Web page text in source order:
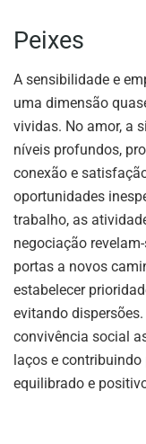
Peixes
A sensibilidade e
uma dimensão
vividas. No amor, a
níveis profundos,
conexão e
oportunidades
trabalho, as
negociação
portas a novos
estabelecer
evitando
convivência social
laços e
equilibrado e